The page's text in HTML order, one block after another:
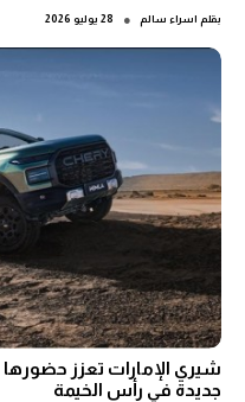
بقلم اسراء سالم ● 28 يوليو 2026
شيري الإمارات تعزز
جديدة في رأس الخيمة